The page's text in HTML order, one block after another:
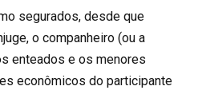
segurados, desde que
o companheiro (ou a
enteados e os menores
econômicos do participante